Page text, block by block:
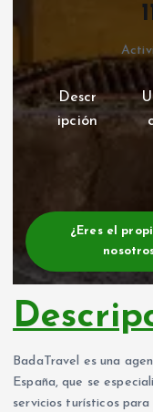
Descr
ipción
¿Eres el
BadaTravel es una
España, que se
servicios turísticos